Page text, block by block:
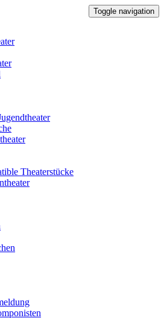
Toggle navigation
Theaterstücke